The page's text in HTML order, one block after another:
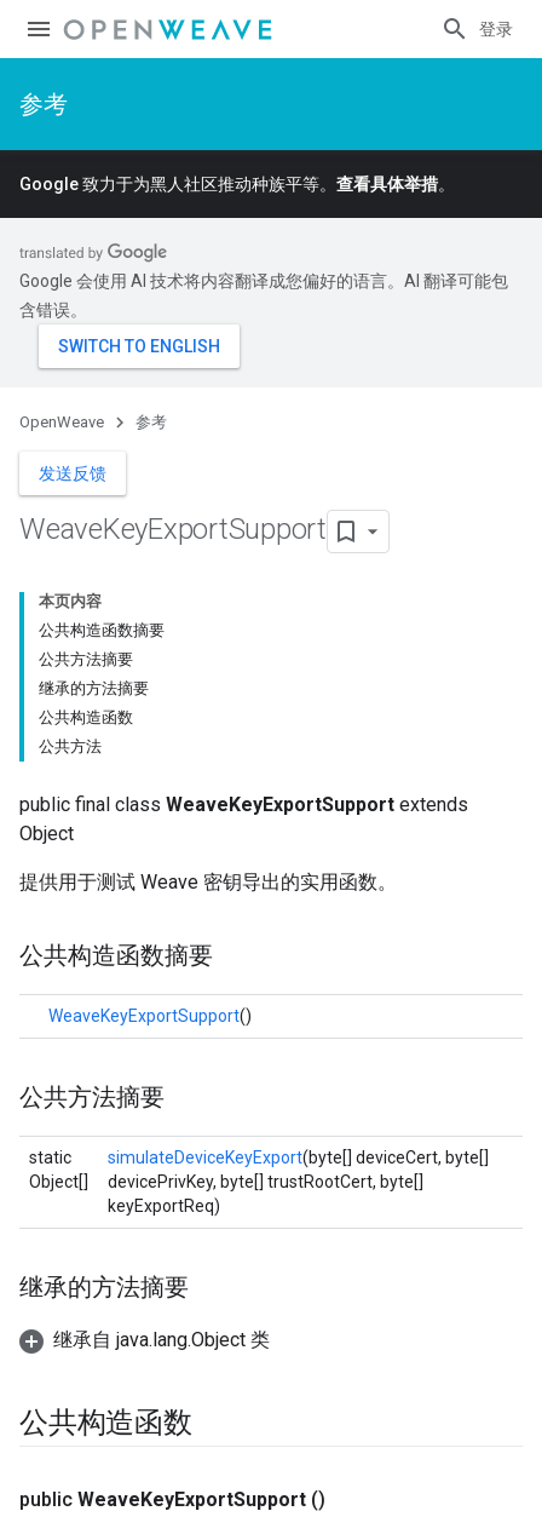
登录
参考
Google 致力于为黑人社区推动种族平等。 查看具体举措。
Google 会使用 AI 技术将内容翻译成您偏好的语言。AI 翻译可能包
含错误。
OpenWeave 参考
发送反馈
WeaveKeyExportSupport
本页内容
公共构造函数摘要
公共方法摘要
继承的方法摘要
公共构造函数
公共方法
public final class WeaveKeyExportSupport extends
Object
提供用于测试 Weave 密钥导出的实用函数。
公共构造函数摘要
WeaveKeyExportSupport()
公共方法摘要
static
Object[]
simulateDeviceKeyExport(byte[] deviceCert, byte[]
devicePrivKey, byte[] trustRootCert, byte[]
keyExportReq)
继承的方法摘要
继承自 java.lang.Object 类
公共构造函数
public WeaveKeyExportSupport ()